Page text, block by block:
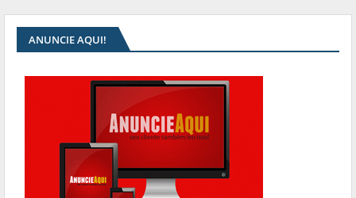
ANUNCIE AQUI!